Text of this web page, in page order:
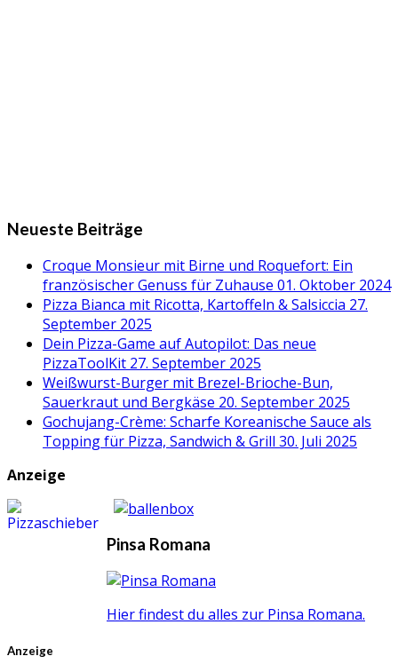
Neueste Beiträge
Croque Monsieur mit Birne und Roquefort: Ein
französischer Genuss für Zuhause 01. Oktober 2024
Pizza Bianca mit Ricotta, Kartoffeln & Salsiccia 27.
September 2025
Dein Pizza-Game auf Autopilot: Das neue
PizzaToolKit 27. September 2025
Weißwurst-Burger mit Brezel-Brioche-Bun,
Sauerkraut und Bergkäse 20. September 2025
Gochujang-Crème: Scharfe Koreanische Sauce als
Topping für Pizza, Sandwich & Grill 30. Juli 2025
Anzeige
Pinsa Romana
Hier findest du alles zur Pinsa Romana.
Anzeige